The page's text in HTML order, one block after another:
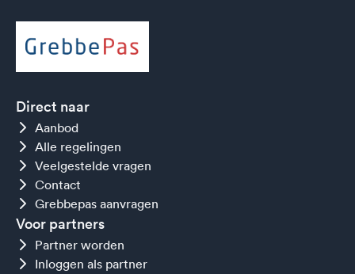
Direct naar
Aanbod
Alle regelingen
Veelgestelde vragen
Contact
Grebbepas aanvragen
Voor partners
Partner worden
Inloggen als partner